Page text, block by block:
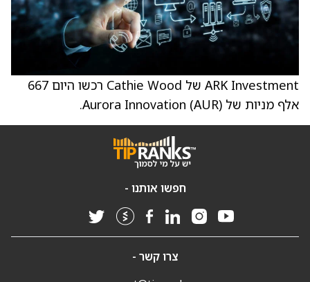
ARK Investment של Cathie Wood רכשו היום 667
אלף מניות של Aurora Innovation (AUR).
חפשו אותנו -
צרו קשר -